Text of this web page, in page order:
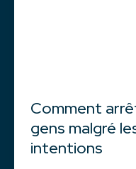
Comment
gens malgré
intentions